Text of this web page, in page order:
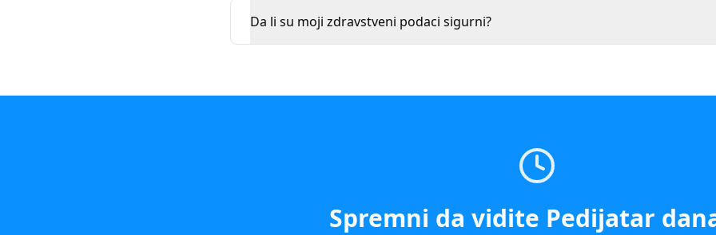
Da li su moji zdravstveni podaci sigurni?
Spremni da vidite Pedijatar